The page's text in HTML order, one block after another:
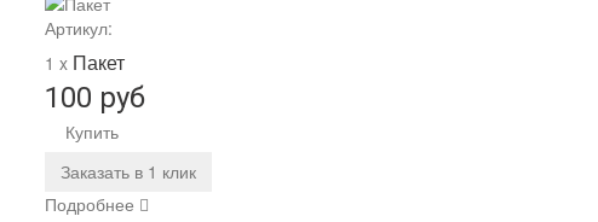
Артикул:
1 x Пакет
100 руб
Купить
Заказать в 1 клик
Подробнее